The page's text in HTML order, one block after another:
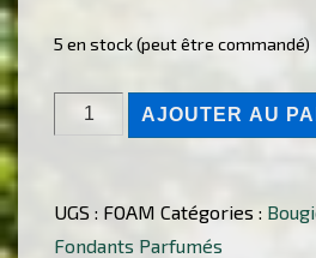
5 en stock (peut être commandé)
quantité
de
fondants
parfumés
AJOUTER AU
UGS : FOAM Catégories :
Fondants Parfumés